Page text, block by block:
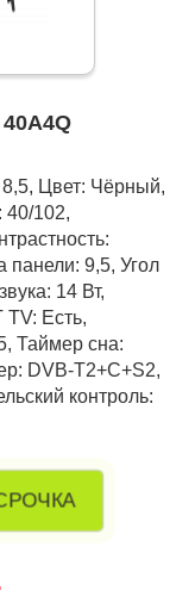
Цвет: Чёрный,
40/102,
панели: 9,5, Угол
14 Вт,
TV: Есть,
Таймер сна:
DVB-T2+C+S2,
контроль: